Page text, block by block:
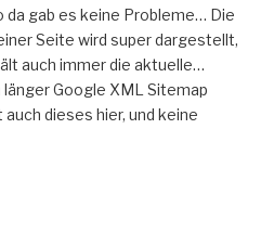
da gab es keine Probleme… Die
Seite wird super dargestellt,
auch immer die aktuelle…
Google XML Sitemap
auch dieses hier, und keine